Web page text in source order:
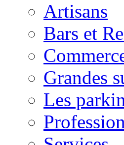
Artisans
Bars et
Grandes
Les